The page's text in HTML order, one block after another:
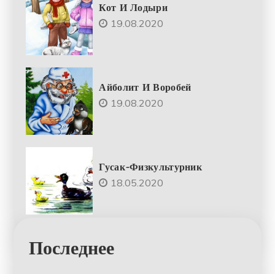
Кот И Лодыри
19.08.2020
Айболит И Воробей
19.08.2020
Гусак-Физкультурник
18.05.2020
Последнее